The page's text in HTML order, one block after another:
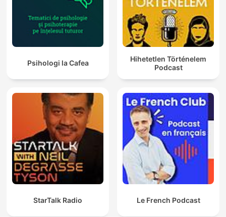
Psihologi la Cafea
Hihetetlen Történelem
Podcast
StarTalk Radio Le French Podcast